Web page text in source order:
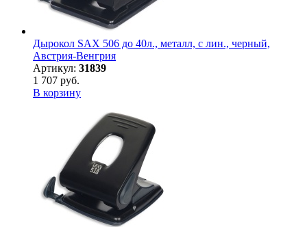
Дырокол SAX 506 до 40л., металл, с лин., черный,
Австрия-Венгрия
Артикул: 31839
1 707 руб.
В корзину